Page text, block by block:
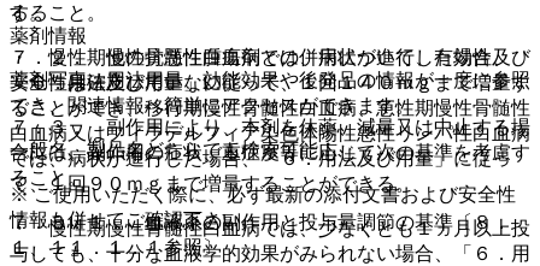
る。
・ 慢性期慢性骨髄性白血病では、病状が進行した場合、
「６．用法及び用量」に従って、１回１４０ｍｇまで増量す
ることができ、移行期慢性骨髄性白血病、急性期慢性骨髄性
白血病又はフィラデルフィア染色体陽性急性リンパ性白血病
では、病状が進行した場合、「６．用法及び用量」に従っ
て、１回９０ｍｇまで増量することができる。
・ 慢性期慢性骨髄性白血病では、少なくとも１ヵ月以上投
与しても、十分な血液学的効果がみられない場合、「６．用
すること。
７．２． 他の抗悪性腫瘍剤との併用について、有効性及び
安全性は確立していない。
７．３． 副作用により、本剤を休薬、減量又は中止する場
合には、副作用の症状、重症度等に応じて次の基準を考慮す
ること。
７．３．１． 血液系の副作用と投与量調節の基準〔８．
１、１１．１．１参照〕
薬剤情報
薬剤写真、用法用量、効能効果や後発品の情報が一度に参照
でき、関連情報へ簡単にアクセスができます。
一般名、製品名どちらでも検索可能！
※ ご使用いただく際に、必ず最新の添付文書および安全性
情報も併せてご確認下さい。